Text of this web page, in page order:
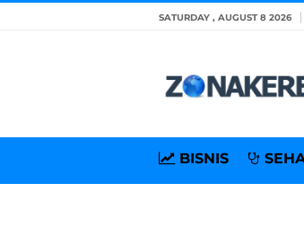
SATURDAY , AUGUST 8 2026
BISNIS